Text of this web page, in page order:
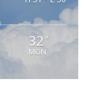
32 °
MON